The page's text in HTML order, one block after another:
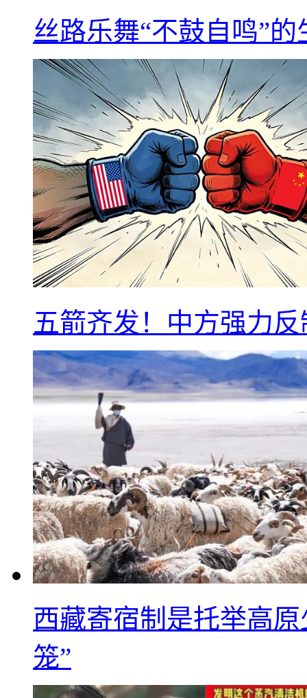
丝路乐舞“不鼓自鸣”
五箭齐发！中方强力
西藏寄宿制是托举高
笼”